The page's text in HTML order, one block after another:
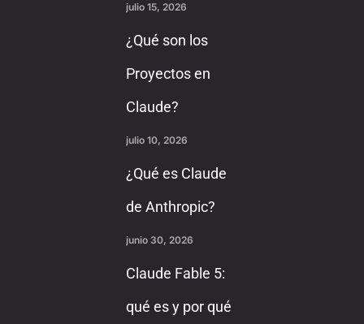
julio 15, 2026
¿Qué son los
Proyectos en
Claude?
julio 10, 2026
¿Qué es Claude
de Anthropic?
junio 30, 2026
Claude Fable 5:
qué es y por qué